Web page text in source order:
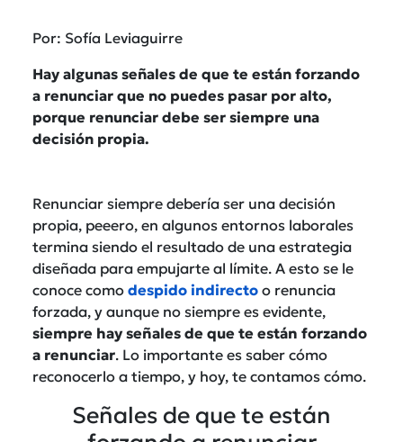
Por: Sofía Leviaguirre
Hay algunas señales de que te están forzando
a renunciar que no puedes pasar por alto,
porque renunciar debe ser siempre una
decisión propia.
Renunciar siempre debería ser una decisión
propia, peeero, en algunos entornos laborales
termina siendo el resultado de una estrategia
diseñada para empujarte al límite. A esto se le
conoce como despido indirecto o renuncia
forzada, y aunque no siempre es evidente,
siempre hay señales de que te están forzando
a renunciar. Lo importante es saber cómo
reconocerlo a tiempo, y hoy, te contamos cómo.
Señales de que te están